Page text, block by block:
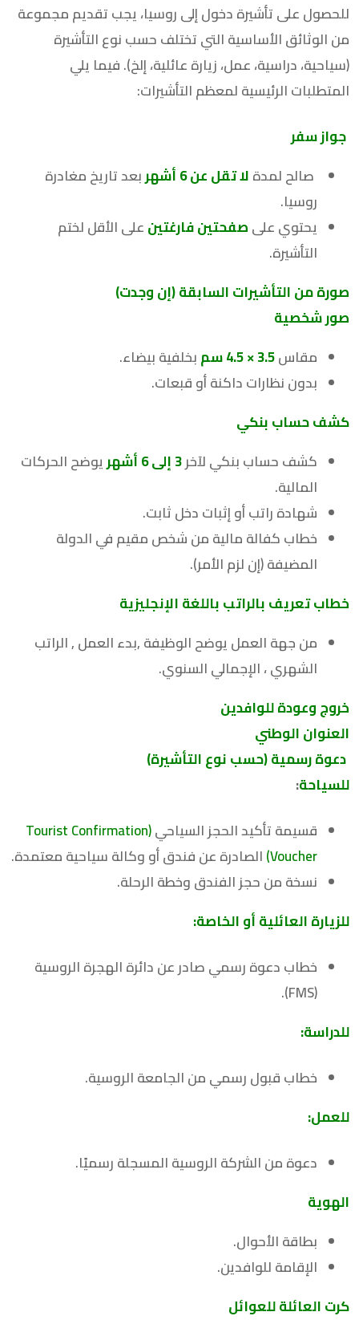
للحصول على تأشيرة دخول إلى روسيا، يجب تقديم مجموعة
من الوثائق الأساسية التي تختلف حسب نوع التأشيرة
(سياحية، دراسية، عمل، زيارة عائلية، إلخ). فيما يلي
المتطلبات الرئيسية لمعظم التأشيرات:
جواز سفر
صالح لمدةلا تقل عن 6 أشهر
بعد تاريخ مغادرة
روسيا.
يحتوي علىصفحتين فارغتينعلى الأقل لختم
التأشيرة.
صورة من التأشيرات السابقة (إن وجدت)
صور شخصية
مقاس3.5 × 4.5 سمبخلفية بيضاء.
بدون نظارات داكنة أو قبعات.
كشف حساب بنكي
كشف حساب بنكي لآخر3 إلى 6 أشهر
يوضح الحركات
المالية.
شهادة راتب أو إثبات دخل ثابت.
خطاب كفالة مالية من شخص مقيم في الدولة
المضيفة (إن لزم الأمر).
خطاب تعريف بالراتب باللغة الإنجليزية
من جهة العمل يوضح الوظيفة ,بدء العمل , الراتب
الشهري ، الإجمالي السنوي.
خروج وعودة للوافدين
العنوان الوطني
دعوة رسمية (حسب نوع التأشيرة)
للسياحة:
قسيمة تأكيد الحجز السياحي (Tourist Confirmation
Voucher) الصادرة عن فندق أو وكالة سياحية معتمدة.
نسخة من حجز الفندق وخطة الرحلة.
للزيارة العائلية أو الخاصة:
خطاب دعوة رسمي صادر عن دائرة الهجرة الروسية
(FMS).
للدراسة:
خطاب قبول رسمي من الجامعة الروسية.
للعمل:
دعوة من الشركة الروسية المسجلة رسميًا.
الهوية
بطاقة الأحوال.
الإقامة للوافدين.
كرت العائلة للعوائل